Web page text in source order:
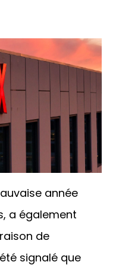
année
a également
de
signalé que